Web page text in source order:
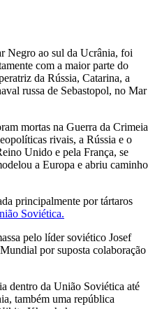
Negro ao sul da Ucrânia, foi
com a maior parte do
da Rússia, Catarina, a
russa de Sebastopol, no Mar
mortas na Guerra da Crimeia
rivais, a Rússia e o
Unido e pela França, se
a Europa e abriu caminho
principalmente por tártaros
Soviética.
pelo líder soviético Josef
por suposta colaboração
dentro da União Soviética até
também uma república